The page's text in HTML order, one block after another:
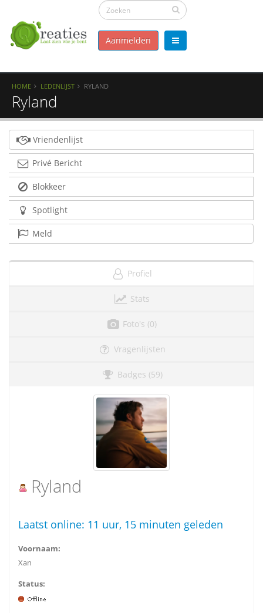
Aanmelden
HOME LEDENLIJST RYLAND
Ryland
Vriendenlijst
Privé Bericht
Blokkeer
Spotlight
Meld
Profiel
Stats
Foto's (0)
Vragenlijsten
Badges (59)
Ryland
Laatst online: 11 uur, 15 minuten geleden
Voornaam:
Xan
Status: